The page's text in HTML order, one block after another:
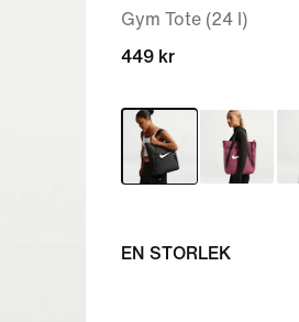
Gym Tote (24 l)
449 kr
EN STORLEK